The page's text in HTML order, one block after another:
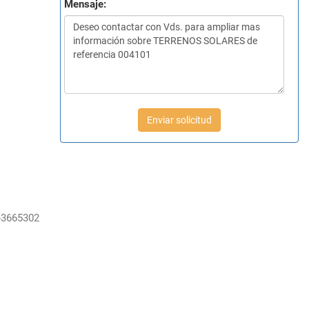
Mensaje:
Enviar solicitud